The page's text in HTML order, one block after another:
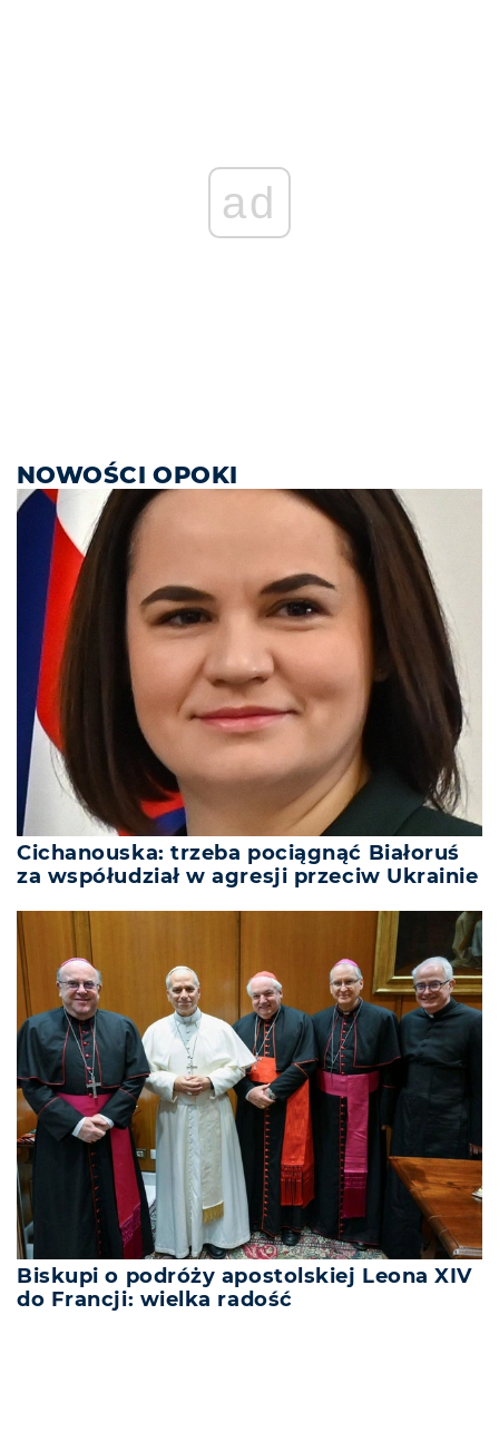
ad
NOWOŚCI OPOKI
Cichanouska: trzeba pociągnąć Białoruś
za współudział w agresji przeciw Ukrainie
Biskupi o podróży apostolskiej Leona XIV
do Francji: wielka radość